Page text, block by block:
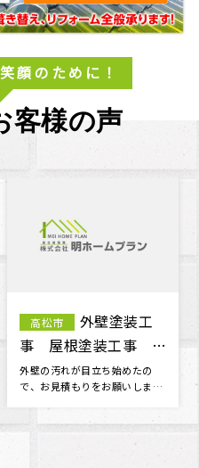
顔のために！
客様の声
高松市
屋根雨漏り
補修 N様邸
天井にシミが出来ていることに
気がつき、慌てて探した明ホー